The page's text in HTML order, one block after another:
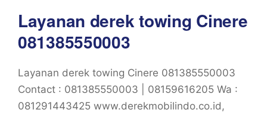
Layanan derek towing Cinere
081385550003
Layanan derek towing Cinere 081385550003
Contact : 081385550003 | 08159616205 Wa :
081291443425 www.derekmobilindo.co.id,